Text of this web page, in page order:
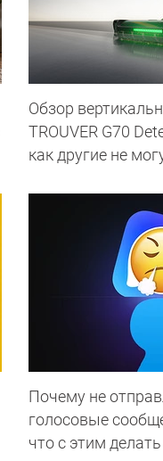
Обзор
TROUVER G70
как другие не
Почему не
голосовые
что с этим делать